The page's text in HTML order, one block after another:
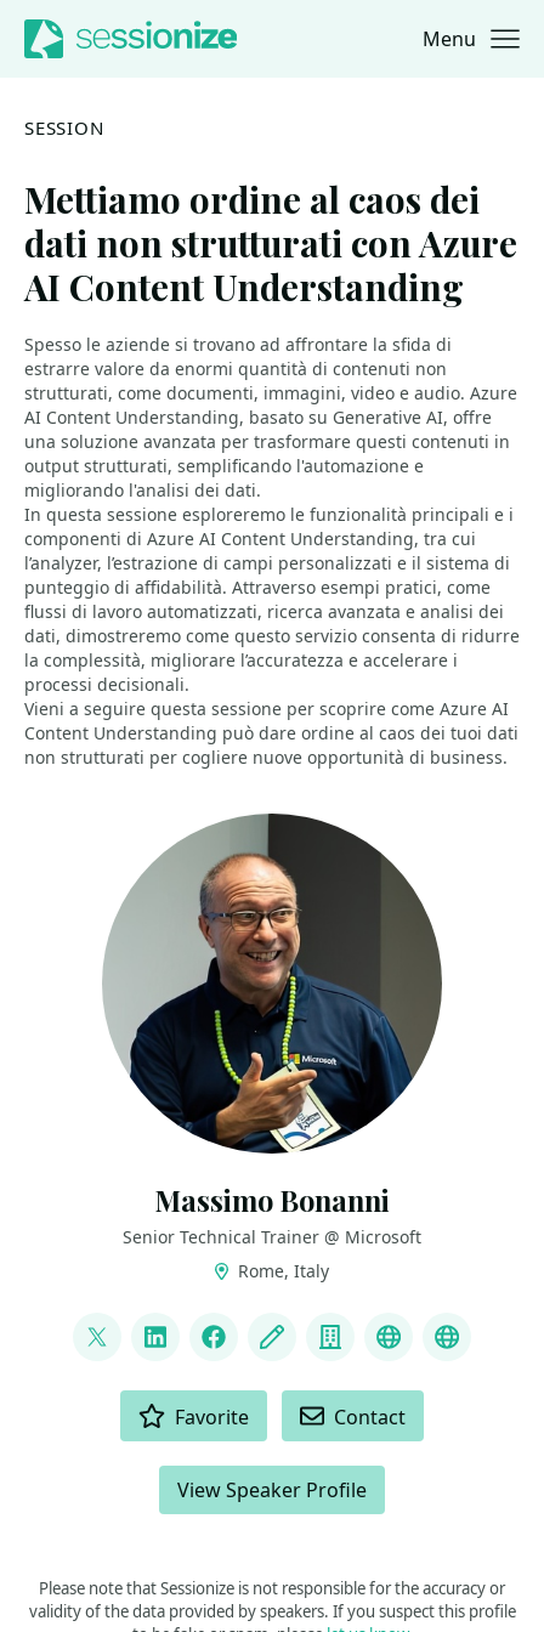
Jump to navigation
Jump to content Menu
SESSION
Mettiamo ordine al caos dei
dati non strutturati con Azure
AI Content Understanding
Spesso le aziende si trovano ad affrontare la sfida di
estrarre valore da enormi quantità di contenuti non
strutturati, come documenti, immagini, video e audio. Azure
AI Content Understanding, basato su Generative AI, offre
una soluzione avanzata per trasformare questi contenuti in
output strutturati, semplificando l'automazione e
migliorando l'analisi dei dati.
In questa sessione esploreremo le funzionalità principali e i
componenti di Azure AI Content Understanding, tra cui
l’analyzer, l’estrazione di campi personalizzati e il sistema di
punteggio di affidabilità. Attraverso esempi pratici, come
flussi di lavoro automatizzati, ricerca avanzata e analisi dei
dati, dimostreremo come questo servizio consenta di ridurre
la complessità, migliorare l’accuratezza e accelerare i
processi decisionali.
Vieni a seguire questa sessione per scoprire come Azure AI
Content Understanding può dare ordine al caos dei tuoi dati
non strutturati per cogliere nuove opportunità di business.
Massimo Bonanni
Senior Technical Trainer @ Microsoft
Rome, Italy
@massimobonanni
LinkedInFacebook
Blog Company
GitHubDev.To
Favorite Contact
View Speaker Profile
Please note that Sessionize is not responsible for the accuracy or
validity of the data provided by speakers. If you suspect this profile